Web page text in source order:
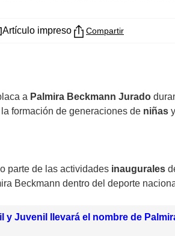
Artículo impreso Compartir
a Palmira Beckmann Jurado
formación de generaciones de niñas y
parte de las actividades inaugurales
Beckmann dentro del deporte
y Juvenil llevará el nombre de